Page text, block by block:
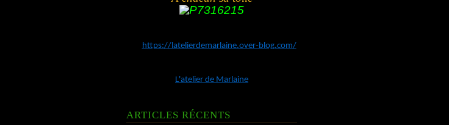
https://latelierdemarlaine.over-blog.com/
L'atelier de Marlaine
ARTICLES RÉCENTS